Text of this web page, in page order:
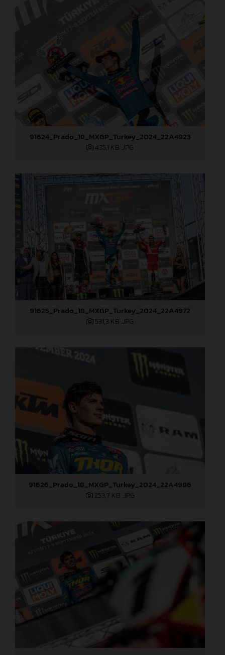
91624_Prado_18_MXGP_Turkey_2024_22A4923
435,1 KB .JPG
91625_Prado_18_MXGP_Turkey_2024_22A4972
531,3 KB .JPG
91626_Prado_18_MXGP_Turkey_2024_22A4986
253,7 KB .JPG